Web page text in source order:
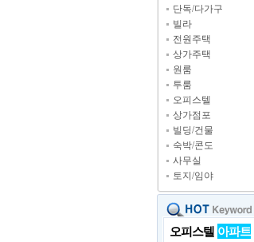
단독/다가구
빌라
전원주택
상가주택
원룸
투룸
오피스텔
상가점포
빌딩/건물
숙박/콘도
사무실
토지/임야
오피스텔 아파트